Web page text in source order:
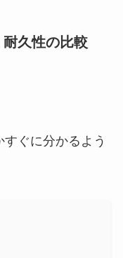
久性の比較
ぐに分かるよう